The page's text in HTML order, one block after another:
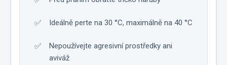
Ideálně perte na 30 °C, maximálně na 40 °C
Nepoužívejte agresivní prostředky ani
aviváž